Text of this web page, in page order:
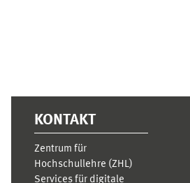
KONTAKT
Zentrum für
Hochschullehre (ZHL)
Services für digitale